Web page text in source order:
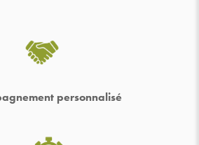
personnalisé